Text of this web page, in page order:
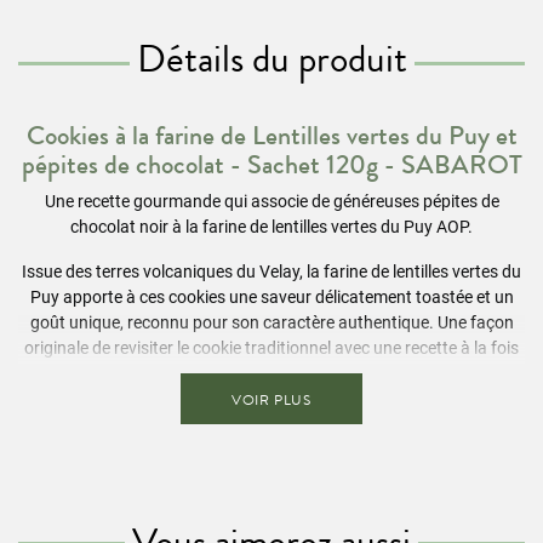
Détails du produit
Cookies à la farine de Lentilles vertes du Puy et
pépites de chocolat - Sachet 120g - SABAROT
Une recette gourmande qui associe de généreuses pépites de
chocolat noir à la farine de lentilles vertes du Puy AOP.
Issue des terres volcaniques du Velay, la farine de lentilles vertes du
Puy apporte à ces cookies une saveur délicatement toastée et un
goût unique, reconnu pour son caractère authentique. Une façon
originale de revisiter le cookie traditionnel avec une recette à la fois
gourmande et pleine de personnalité.
, sucre, beurre (
), pépites de chocolat noir 11.3 %
VOIR PLUS